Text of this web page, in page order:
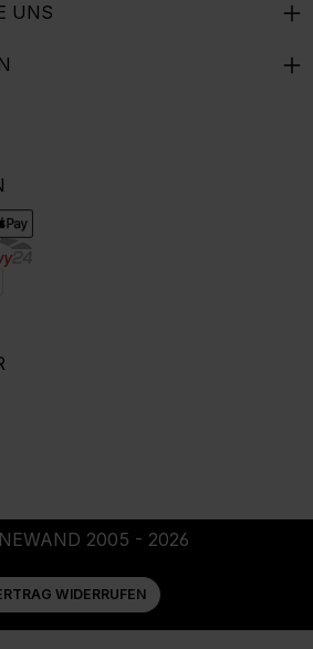
UNS
2005 - 2026
WIDERRUFEN